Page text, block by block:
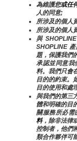
為維護您或任
人的同意;
所涉及的個人
所涉及的個人
與
SHOPLINE
題，保護我們
承認並同意我
料。我們只會
目的的約束。
目的使用和處
與我們的第三
體和明確的目
關服務所必需
料，除非法律
控制者，他們
類合作夥伴可